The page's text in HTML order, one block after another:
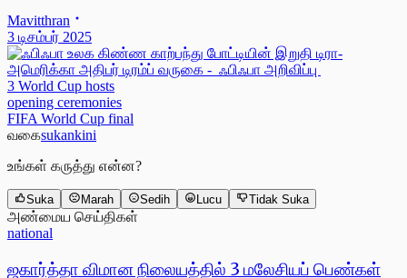
Mavitthran
3 டிசம்பர் 2025
3 World Cup hosts
opening ceremonies
FIFA World Cup final
வகைsukankini
உங்கள் கருத்து என்ன?
Suka Marah Sedih Lucu Tidak Suka
அண்மைய செய்திகள்
national
ஜகார்த்தா விமான நிலையத்தில் 3 மலேசியப் பெண்கள்